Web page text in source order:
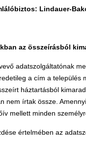
Lindauer-
az összeírásból
adatszolgáltatónak
a cím a település
háztartásból
nem írtak össze.
mellett minden
értelmében az